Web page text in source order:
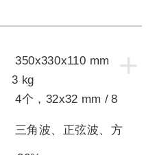
+
350x330x110 mm
3 kg
4个， 32x32 mm / 8
、正弦波、方